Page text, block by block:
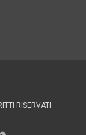
RISERVATI.